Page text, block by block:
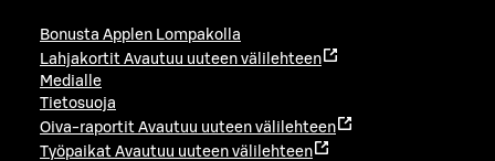
Bonusta Applen Lompakolla
Lahjakortit Avautuu uuteen välilehteen
Medialle
Tietosuoja
Oiva-raportit Avautuu uuteen välilehteen
Työpaikat Avautuu uuteen välilehteen